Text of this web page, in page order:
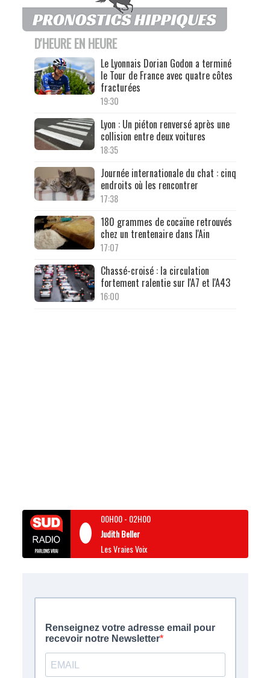
D'HEURE EN HEURE
Le Lyonnais Dorian Godon a terminé
le Tour de France avec quatre côtes
fracturées
19:30
Lyon : Un piéton renversé après une
collision entre deux voitures
18:35
Journée internationale du chat : cinq
endroits où les rencontrer
17:38
180 grammes de cocaïne retrouvés
chez un trentenaire dans l'Ain
17:07
Chassé-croisé : la circulation
fortement ralentie sur l'A7 et l'A43
16:00
00H00- 02H00
Judith Beller
Les Vraies Voix